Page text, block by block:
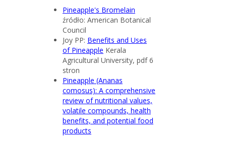
Pineapple's Bromelain
źródło: American Botanical
Council
Joy PP: Benefits and Uses
of Pineapple Kerala
Agricultural University, pdf 6
stron
Pineapple (Ananas
comosus): A comprehensive
review of nutritional values,
volatile compounds, health
benefits, and potential food
products